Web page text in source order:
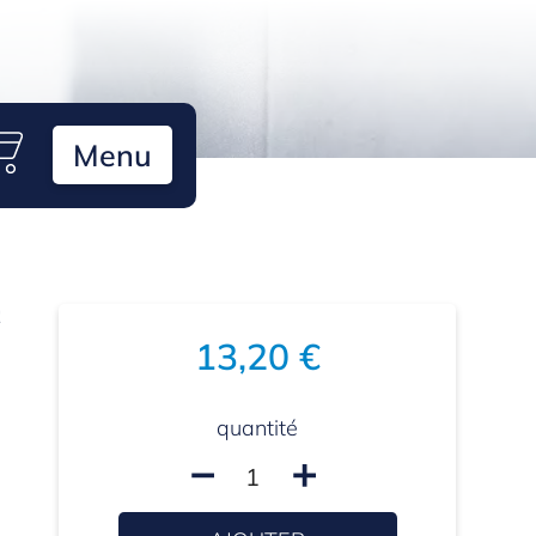
Menu
13,20 €
quantité
remove add